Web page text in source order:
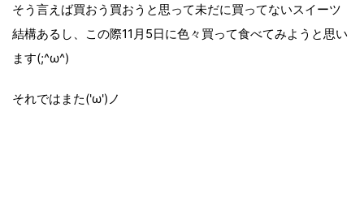
そう言えば買おう買おうと思って未だに買ってないスイーツ
結構あるし、この際11月5日に色々買って食べてみようと思い
ます(;^ω^)
それではまた('ω')ノ